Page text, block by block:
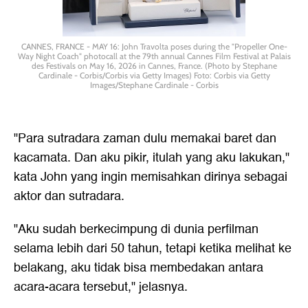
CANNES, FRANCE - MAY 16: John Travolta poses during the "Propeller One-
Way Night Coach" photocall at the 79th annual Cannes Film Festival at Palais
des Festivals on May 16, 2026 in Cannes, France. (Photo by Stephane
Cardinale - Corbis/Corbis via Getty Images) Foto: Corbis via Getty
Images/Stephane Cardinale - Corbis
"Para sutradara zaman dulu memakai baret dan
kacamata. Dan aku pikir, itulah yang aku lakukan,"
kata John yang ingin memisahkan dirinya sebagai
aktor dan sutradara.
"Aku sudah berkecimpung di dunia perfilman
selama lebih dari 50 tahun, tetapi ketika melihat ke
belakang, aku tidak bisa membedakan antara
acara-acara tersebut," jelasnya.